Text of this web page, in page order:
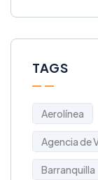
TAGS
Aerolínea
Agencia de
Barranquilla